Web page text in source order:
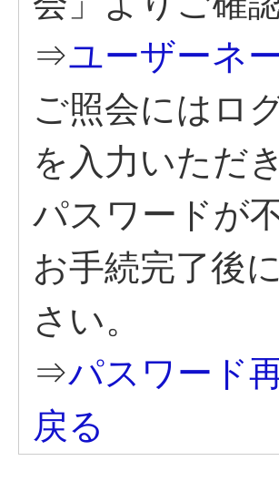
⇒ユーザーネ
ご照会にはロ
を入力いただ
パスワードが
お手続完了後
さい。
⇒パスワード
戻る